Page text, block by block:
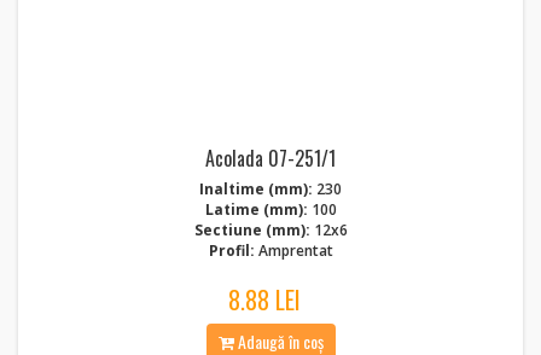
Acolada 07-251/1
Inaltime (mm): 230
Latime (mm): 100
Sectiune (mm): 12x6
Profil: Amprentat
8.88 LEI
Adaugă în coș